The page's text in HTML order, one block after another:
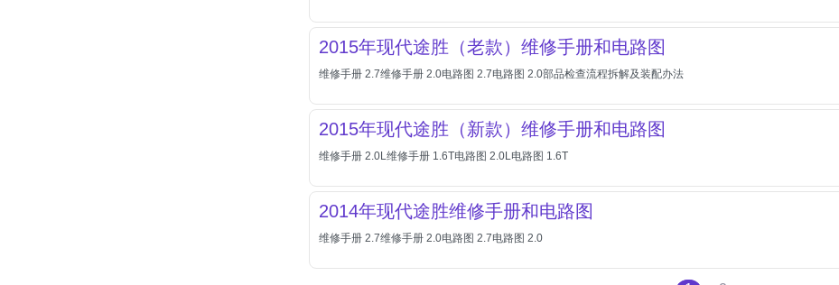
2015年现代途胜（老款）维修手册和电路图
维修手册 2.7维修手册 2.0电路图 2.7电路图 2.0部品检查流程拆解及装配办法
2015年现代途胜（新款）维修手册和电路图
维修手册 2.0L维修手册 1.6T电路图 2.0L电路图 1.6T
2014年现代途胜维修手册和电路图
维修手册 2.7维修手册 2.0电路图 2.7电路图 2.0